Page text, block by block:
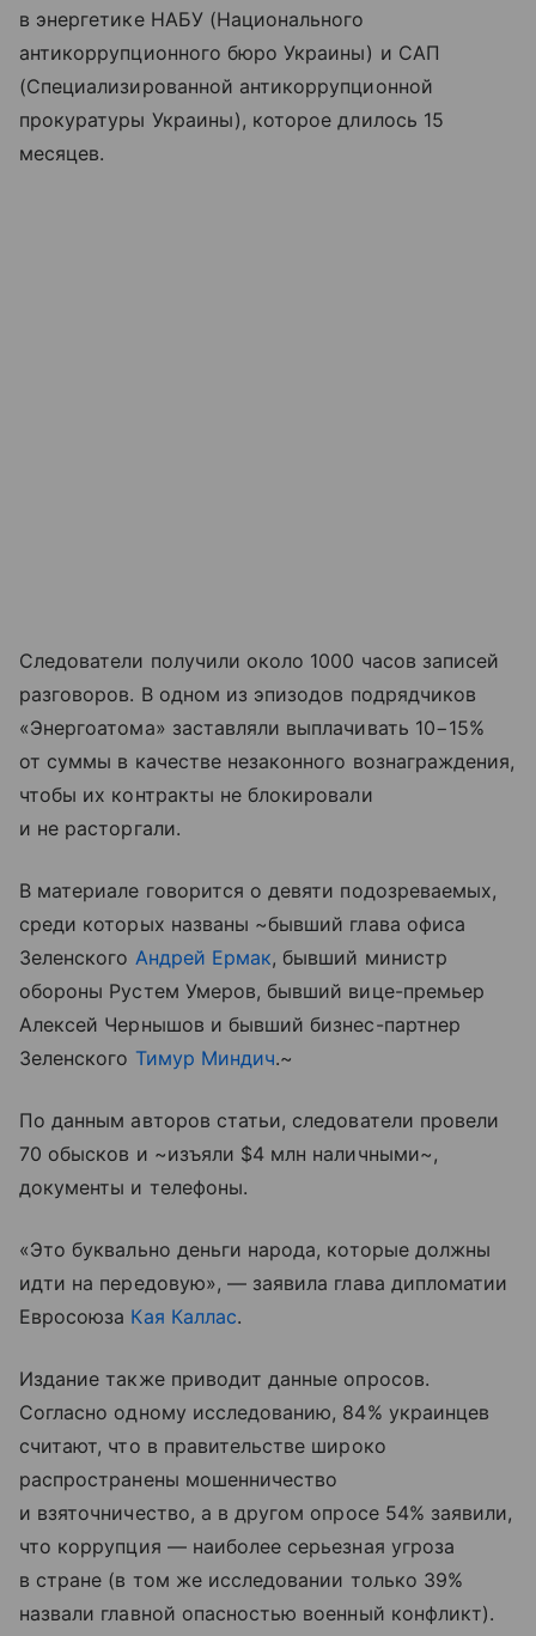
в энергетике НАБУ (Национального
антикоррупционного бюро Украины) и САП
(Специализированной антикоррупционной
прокуратуры Украины), которое длилось 15
месяцев.
Следователи получили около 1000 часов записей
разговоров. В одном из эпизодов подрядчиков
«Энергоатома» заставляли выплачивать 10−15%
от суммы в качестве незаконного вознаграждения,
чтобы их контракты не блокировали
и не расторгали.
В материале говорится о девяти подозреваемых,
среди которых названы ~бывший глава офиса
Зеленского Андрей Ермак, бывший министр
обороны Рустем Умеров, бывший вице-премьер
Алексей Чернышов и бывший бизнес-партнер
Зеленского Тимур Миндич.~
По данным авторов статьи, следователи провели
70 обысков и ~изъяли $4 млн наличными~,
документы и телефоны.
«Это буквально деньги народа, которые должны
идти на передовую», — заявила глава дипломатии
Евросоюза Кая Каллас.
Издание также приводит данные опросов.
Согласно одному исследованию, 84% украинцев
считают, что в правительстве широко
распространены мошенничество
и взяточничество, а в другом опросе 54% заявили,
что коррупция — наиболее серьезная угроза
в стране (в том же исследовании только 39%
назвали главной опасностью военный конфликт).